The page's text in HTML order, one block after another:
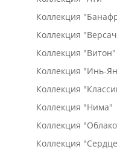
Коллекция
Коллекция
Коллекция "Витон"
Коллекция "Инь-
Коллекция
Коллекция "Нима"
Коллекция
Коллекция